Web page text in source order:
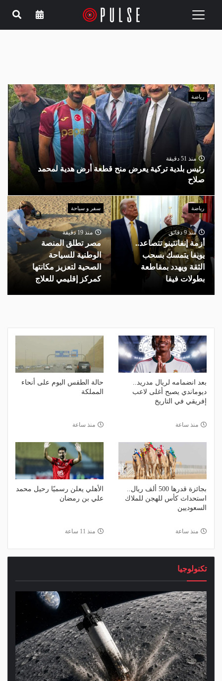
Toggle
رياضة
منذ 51 دقيقة
رئيس بلدية تركية يعرض منح قطعة أرض هدية لمحمد
صلاح
رياضة
منذ 9 دقائق
أزمة إنفانتينو تتصاعد..
يويفا يتمسك بسحب
الثقة ويهدد بمقاطعة
بطولات فيفا
سفر و سياحة
منذ 19 دقيقة
مصر تطلق المنصة
الوطنية للسياحة
الصحية لتعزيز مكانتها
كمركز إقليمي للعلاج
بعد انضمامه لريال مدريد..
ديوماندي يصبح أغلى لاعب
إفريقي في التاريخ
منذ ساعة
حالة الطقس اليوم على أنحاء
المملكة
منذ ساعة
بجائزة قدرها 500 ألف ريال..
استحداث كأس للهجن للملاك
السعوديين
منذ ساعة
الأهلي يعلن رسميًا رحيل محمد
علي بن رمضان
منذ 11 ساعة
تكنولوجيا